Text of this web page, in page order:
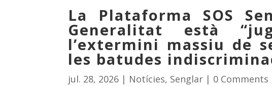
La Plataforma SOS
Generalitat està
l’extermini massiu de
les batudes
jul. 28, 2026 | Notícies, Senglar | 0 Comments